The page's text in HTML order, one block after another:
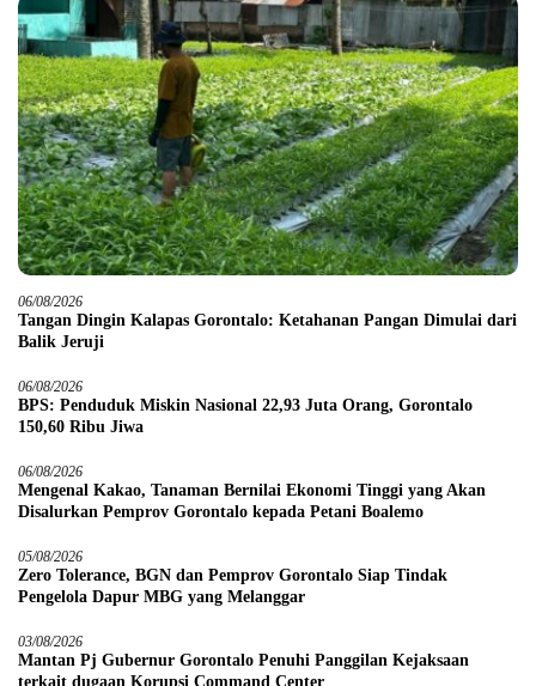
06/08/2026
Tangan Dingin Kalapas Gorontalo: Ketahanan Pangan Dimulai dari
Balik Jeruji
06/08/2026
BPS: Penduduk Miskin Nasional 22,93 Juta Orang, Gorontalo
150,60 Ribu Jiwa
06/08/2026
Mengenal Kakao, Tanaman Bernilai Ekonomi Tinggi yang Akan
Disalurkan Pemprov Gorontalo kepada Petani Boalemo
05/08/2026
Zero Tolerance, BGN dan Pemprov Gorontalo Siap Tindak
Pengelola Dapur MBG yang Melanggar
03/08/2026
Mantan Pj Gubernur Gorontalo Penuhi Panggilan Kejaksaan
terkait dugaan Korupsi Command Center